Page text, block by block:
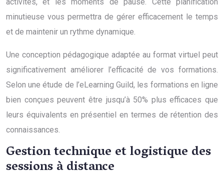
minutieuse vous permettra de gérer efficacement le temps
et de maintenir un rythme dynamique.
Une conception pédagogique adaptée au format virtuel peut
significativement améliorer l’efficacité de vos formations.
Selon une étude de l’eLearning Guild, les formations en ligne
bien conçues peuvent être jusqu’à 50% plus efficaces que
leurs équivalents en présentiel en termes de rétention des
connaissances.
Gestion technique et logistique des
sessions à distance